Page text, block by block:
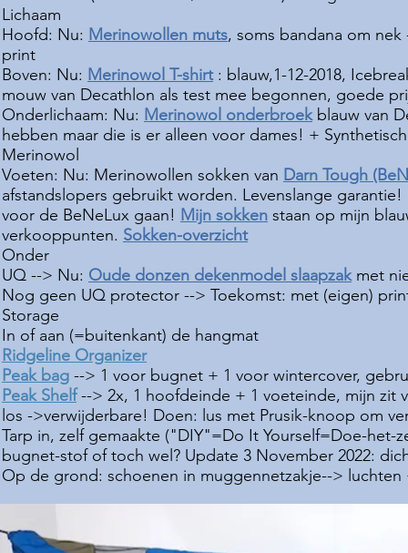
Lichaam
Hoofd: Nu: Merinowollen muts, soms bandana om
print
Boven: Nu: Merinowol T-shirt: blauw,1-12-2018,
mouw van Decathlon als test mee begonnen, goede
Onderlichaam: Nu: Merinowol onderbroekblauw van
hebben maar die is er alleen voor dames! +
Merinowol
Voeten: Nu: Merinowollen sokken van Darn Tough
afstandslopers gebruikt worden. Levenslange
voor de BeNeLux gaan! Mijn sokken staan op mijn
verkooppunten. Sokken-overzicht
Onder
UQ --> Nu: Oude donzen dekenmodel slaapzakmet
Nog geen UQ protector --> Toekomst: met (eigen)
Storage
In of aan (=buitenkant) de hangmat
Ridgeline Organizer
Peak bag --> 1 voor bugnet + 1 voor wintercover,
Peak Shelf--> 2x, 1 hoofdeinde + 1 voeteinde, mijn zit
los ->verwijderbare! Doen: lus met Prusik-knoop om
Tarp in, zelf gemaakte ("DIY"=Do It Yourself=Doe-het-
bugnet-stof of toch wel? Update 3 November 2022:
Op de grond: schoenen in muggennetzakje-->